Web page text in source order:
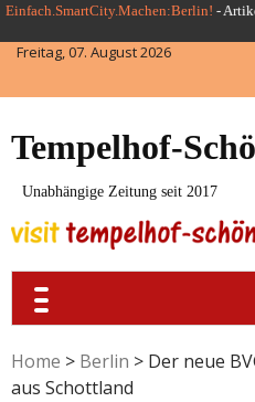
Skip
to
content
Einfach.SmartCity.Machen:Berlin! -
Freitag, 07. August 2026
Tempelhof-
Unabhängige Zeitung seit 2017
Home > Berlin > Der neue
aus Schottland